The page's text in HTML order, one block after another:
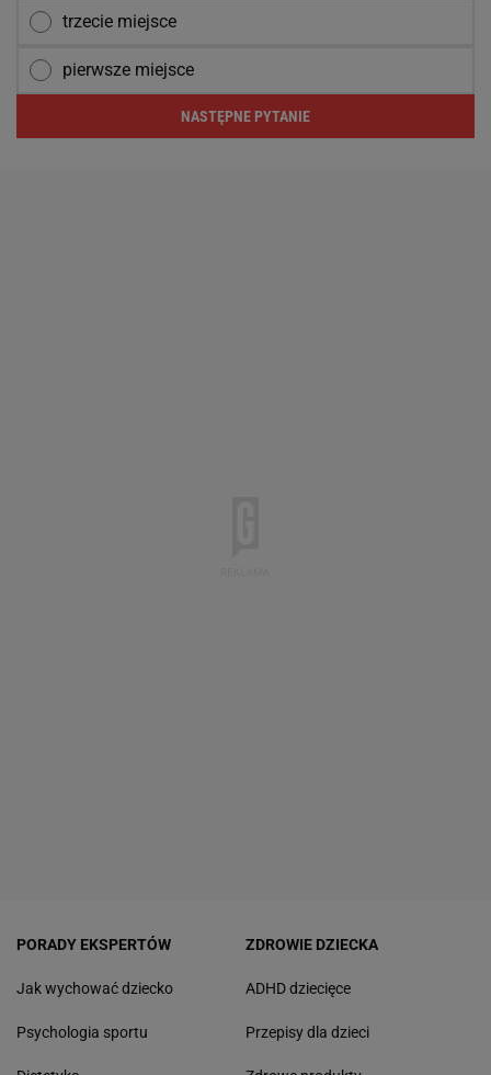
trzecie miejsce
pierwsze miejsce
NASTĘPNE PYTANIE
PORADY EKSPERTÓW
Jak wychować dziecko
Psychologia sportu
ZDROWIE DZIECKA
ADHD dziecięce
Przepisy dla dzieci